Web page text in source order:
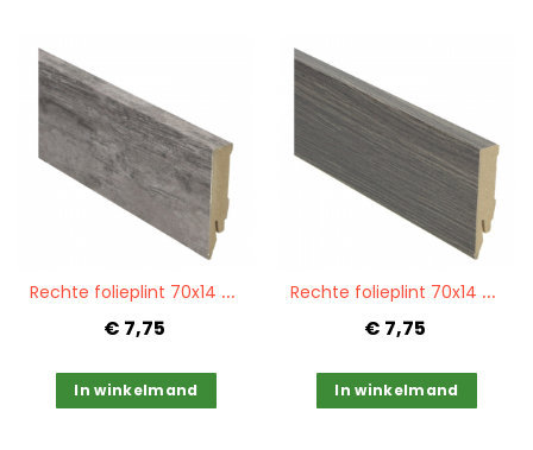
R
echte folieplint 70x14 patchwork cappuccino PPC 27121
€ 7,75
In winkelmand
R
echte folieplint 70x14 wellington eiken PPC 27118
€ 7,75
In winkelmand